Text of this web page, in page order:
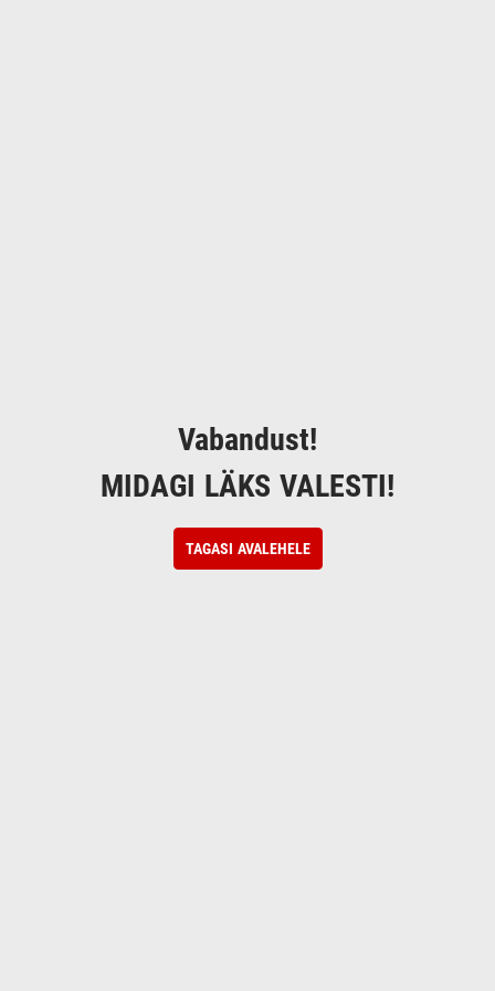
Vabandust!
MIDAGI LÄKS VALESTI!
TAGASI AVALEHELE